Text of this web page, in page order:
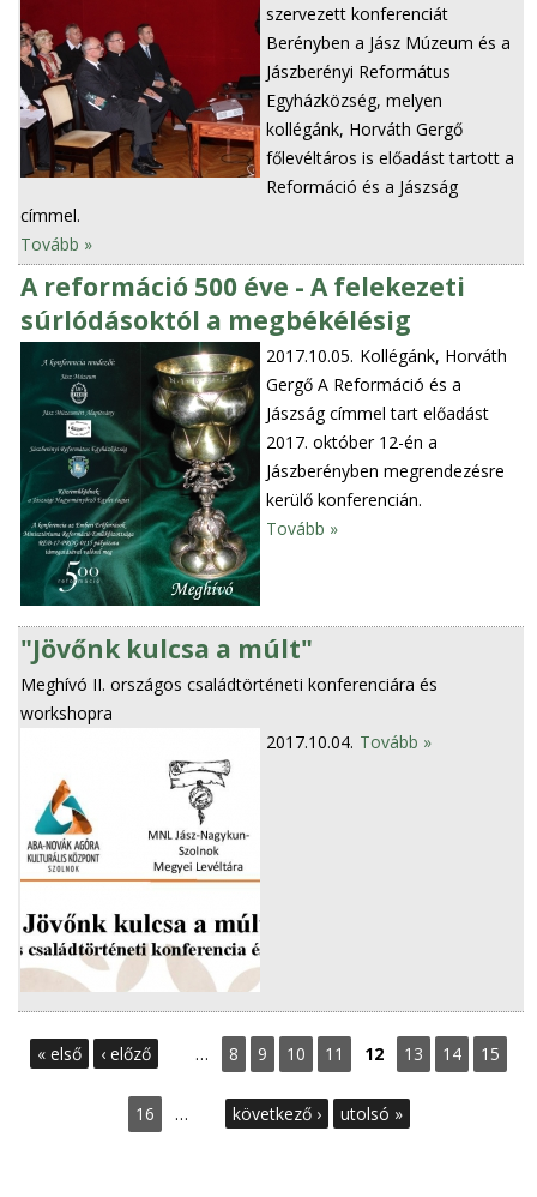
szervezett konferenciát
Berényben a Jász Múzeum és a
Jászberényi Református
Egyházközség, melyen
kollégánk, Horváth Gergő
főlevéltáros is előadást tartott a
Reformáció és a Jászság
címmel.
Tovább »
A reformáció 500 éve - A felekezeti
súrlódásoktól a megbékélésig
2017.10.05. Kollégánk, Horváth
Gergő A Reformáció és a
Jászság címmel tart előadást
2017. október 12-én a
Jászberényben megrendezésre
kerülő konferencián.
Tovább »
"Jövőnk kulcsa a múlt"
Meghívó II. országos családtörténeti konferenciára és
workshopra
2017.10.04. Tovább »
O« első ‹ előző … 8 9 10 11 12 13 14 15
16 … következő › utolsó »